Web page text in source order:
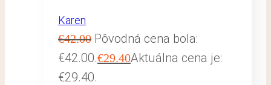
Karen
€42.00 Pôvodná cena bola:
€42.00.€29.40Aktuálna cena je:
€29.40.